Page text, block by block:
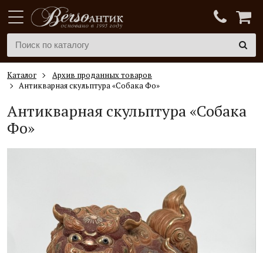
Каталог
Архив проданных товаров
Антикварная скульптура «Собака Фо»
Антикварная скульптура «Собака
Фо»